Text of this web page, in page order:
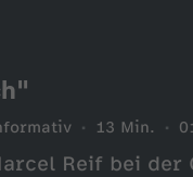
13 Min.
Reif bei der